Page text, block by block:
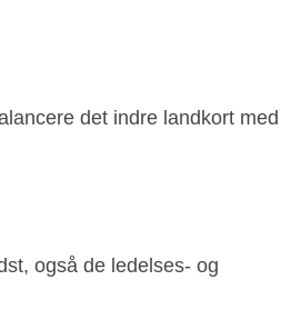
det indre landkort med
også de ledelses- og